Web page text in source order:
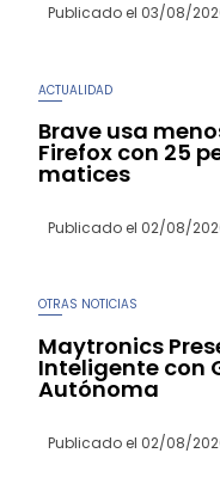
Publicado el 03/08/
ACTUALIDAD
Brave usa
Firefox con 25
matices
Publicado el 02/08/
OTRAS NOTICIAS
Maytronics
Inteligente con
Autónoma
Publicado el 02/08/